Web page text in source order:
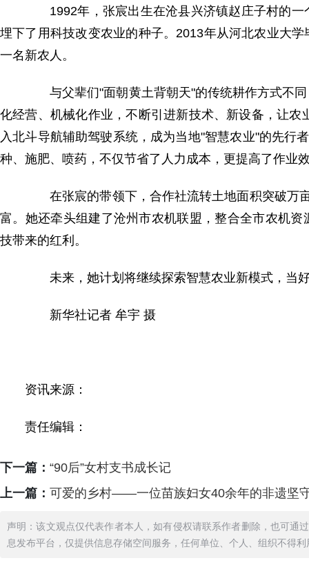
1992年，张宸出生在沧县兴济镇赵庄子村的一
埋下了用科技改变农业的种子。2013年从河北农业大
一名新农人。
与父辈们"面朝黄土背朝天"的传统耕作方式不同
化经营、机械化作业，不断引进新技术、新设备，让
入北斗导航辅助驾驶系统，成为当地"智慧农业"的先行
种、施肥、喷药，不仅节省了人力成本，更提高了作业
在张宸的带领下，合作社流转土地面积突破万
富。她还牵头组建了沧州市农机联盟，整合全市农机
技带来的红利。
未来，她计划将继续探索智慧农业新模式，当好
新华社记者 牟宇 摄
资讯来源：
责任编辑：
下一篇： “90后”女村支书成长记
上一篇： 可爱的乡村——一位苗族妇女40余年的非遗坚
声明：该文观点仅代表作者本人，如有侵权请联系作者删除，也可通
息发布平台，仅提供信息存储空间服务，任何单位、个人、组织不得